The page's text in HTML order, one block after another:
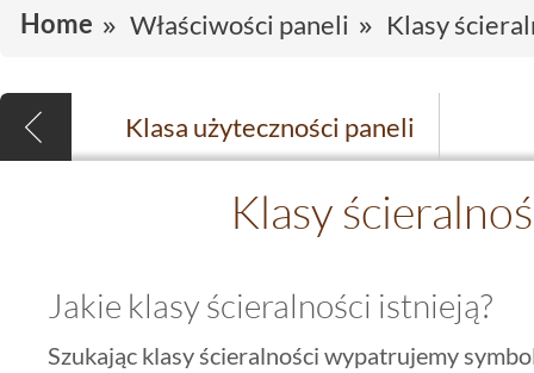
Home Właściwości paneli Klasy
Klasa użyteczności paneli
Klasy
Jakie klasy ścieralności istnieją?
Szukając klasy ścieralności wypatrujemy